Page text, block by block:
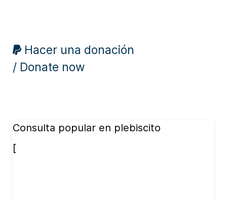
Hacer una donación
/ Donate now
Consulta popular en plebiscito
[